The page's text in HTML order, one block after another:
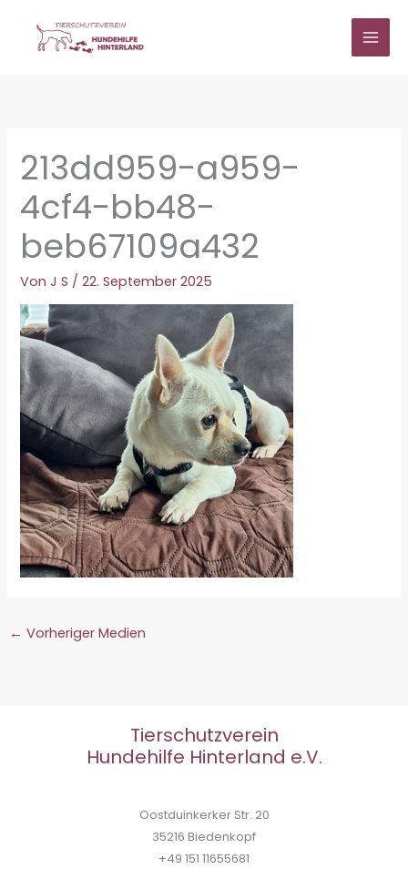
springen
213dd959-a959-
4cf4-bb48-
beb67109a432
VonJ S /22. September 2025
← Vorheriger Medien
Tierschutzverein
Hundehilfe Hinterland e.V.
Oostduinkerker Str. 20
35216 Biedenkopf
+49 151 11655681